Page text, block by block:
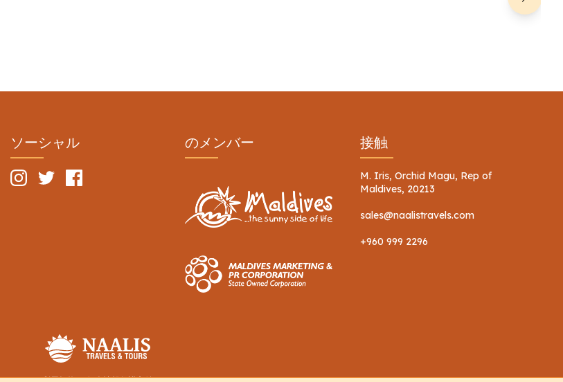
ソーシャル のメンバー 接触
M. Iris, Orchid Magu, Rep of
Maldives, 20213
sales@naalistravels.com
+960 999 2296